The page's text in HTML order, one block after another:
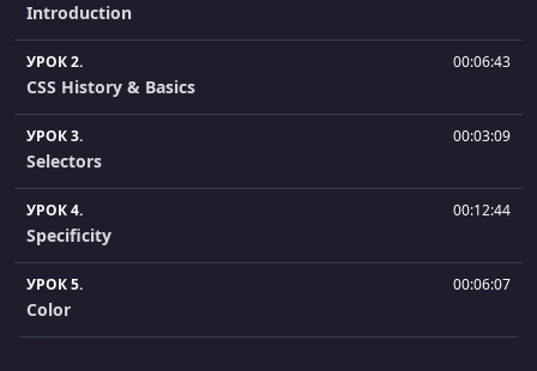
Introduction
УРОК 2. 00:06:43
CSS History & Basics
УРОК 3. 00:03:09
Selectors
УРОК 4. 00:12:44
Specificity
УРОК 5. 00:06:07
Color